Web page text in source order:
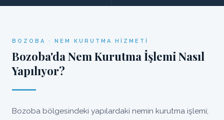
BOZOBA · NEM KURUTMA HIZMETI
Bozoba'da Nem Kurutma İşlemi Nasıl
Yapılıyor?
Bozoba bölgesindeki yapılardaki nemin kurutma işlemi;